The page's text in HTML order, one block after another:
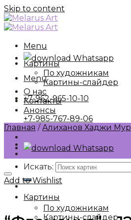
Skip to content
Menu
Whatsapp
Menu
+7-962-965-10-10
+7-985-767-89-06
Whatsapp
Искать:
Картины
По художникам
Картины-слайдер
Картины
По художникам
Картины-слайдер
О нас
Контакты
Анонсы
Главная / Алиханов Хаджи
Add to Wishlist